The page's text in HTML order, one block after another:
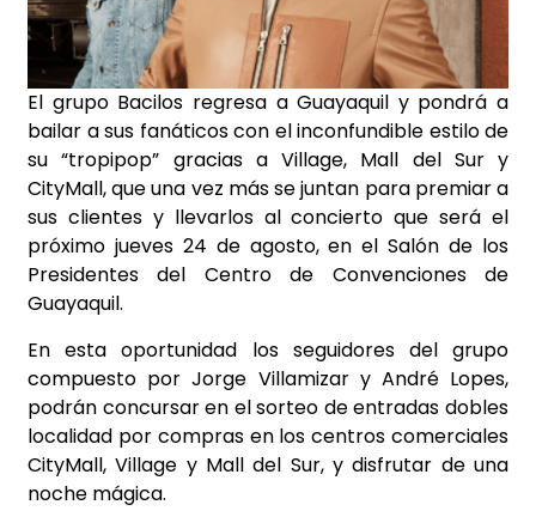
El grupo Bacilos regresa a Guayaquil y pondrá a
bailar a sus fanáticos con el inconfundible estilo de
su “tropipop” gracias a Village, Mall del Sur y
CityMall, que una vez más se juntan para premiar a
sus clientes y llevarlos al concierto que será el
próximo jueves 24 de agosto, en el Salón de los
Presidentes del Centro de Convenciones de
Guayaquil.
En esta oportunidad los seguidores del grupo
compuesto por Jorge Villamizar y André Lopes,
podrán concursar en el sorteo de entradas dobles
localidad por compras en los centros comerciales
CityMall, Village y Mall del Sur, y disfrutar de una
noche mágica.